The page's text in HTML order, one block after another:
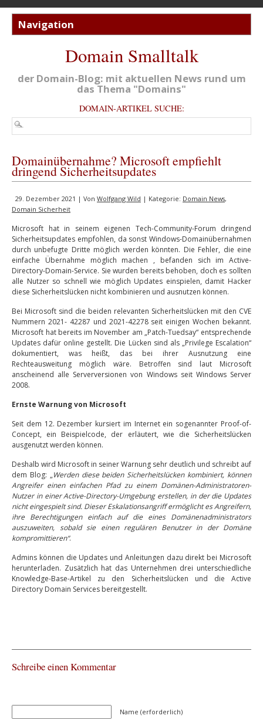
Domain Smalltalk
der Domain-Blog: mit aktuellen News rund um
das Thema "Domains"
DOMAIN-ARTIKEL SUCHE:
Domainübernahme? Microsoft empfiehlt
dringend Sicherheitsupdates
29. Dezember 2021 | Von Wolfgang Wild | Kategorie: Domain News,
Domain Sicherheit
Microsoft hat in seinem eigenen Tech-Community-Forum dringend
Sicherheitsupdates empfohlen, da sonst Windows-Domainübernahmen
durch unbefugte Dritte möglich werden könnten. Die Fehler, die eine
einfache Übernahme möglich machen , befanden sich im Active-
Directory-Domain-Service. Sie wurden bereits behoben, doch es sollten
alle Nutzer so schnell wie möglich Updates einspielen, damit Hacker
diese Sicherheitslücken nicht kombinieren und ausnutzen können.
Bei Microsoft sind die beiden relevanten Sicherheitslücken mit den CVE
Nummern 2021- 42287 und 2021-42278 seit einigen Wochen bekannt.
Microsoft hat bereits im November am „Patch-Tuedsay“ entsprechende
Updates dafür online gestellt. Die Lücken sind als „Privilege Escalation“
dokumentiert, was heißt, das bei ihrer Ausnutzung eine
Rechteausweitung möglich wäre. Betroffen sind laut Microsoft
anscheinend alle Serverversionen von Windows seit Windows Server
2008.
Ernste Warnung von Microsoft
Seit dem 12. Dezember kursiert im Internet ein sogenannter Proof-of-
Concept, ein Beispielcode, der erläutert, wie die Sicherheitslücken
ausgenutzt werden können.
Deshalb wird Microsoft in seiner Warnung sehr deutlich und schreibt auf
dem Blog: „Werden diese beiden Sicherheitslücken kombiniert, können
Angreifer einen einfachen Pfad zu einem Domänen-Administratoren-
Nutzer in einer Active-Directory-Umgebung erstellen, in der die Updates
nicht eingespielt sind. Dieser Eskalationsangriff ermöglicht es Angreifern,
ihre Berechtigungen einfach auf die eines Domänenadministrators
auszuweiten, sobald sie einen regulären Benutzer in der Domäne
kompromittieren“.
Admins können die Updates und Anleitungen dazu direkt bei Microsoft
herunterladen. Zusätzlich hat das Unternehmen drei unterschiedliche
Knowledge-Base-Artikel zu den Sicherheitslücken und die Active
Directory Domain Services bereitgestellt.
Schreibe einen Kommentar
Name (erforderlich)